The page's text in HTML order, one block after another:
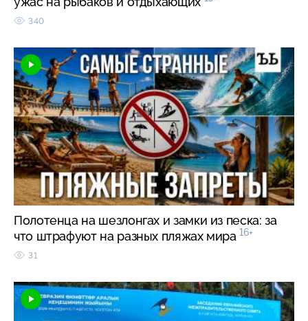
340
Полотенца на шезлонгах и замки из песка: за
что штрафуют на разных пляжах мира 16+
31